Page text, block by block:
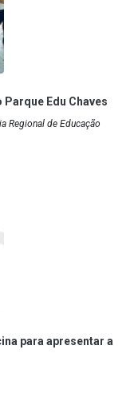
Edu Chaves
Regional de Educação
para apresentar a